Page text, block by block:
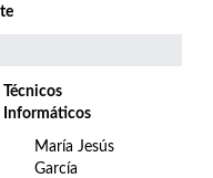
Técnicos
Informáticos
María Jesús
García